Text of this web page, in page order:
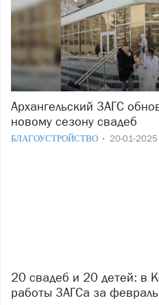
Архангельский ЗАГС обновил крыльцо и готов к
новому сезону свадеб
БЛАГОУСТРОЙСТВО 20-01-2025
20 свадеб и 20 детей: в Коряжме подвели итоги
работы ЗАГСа за февраль